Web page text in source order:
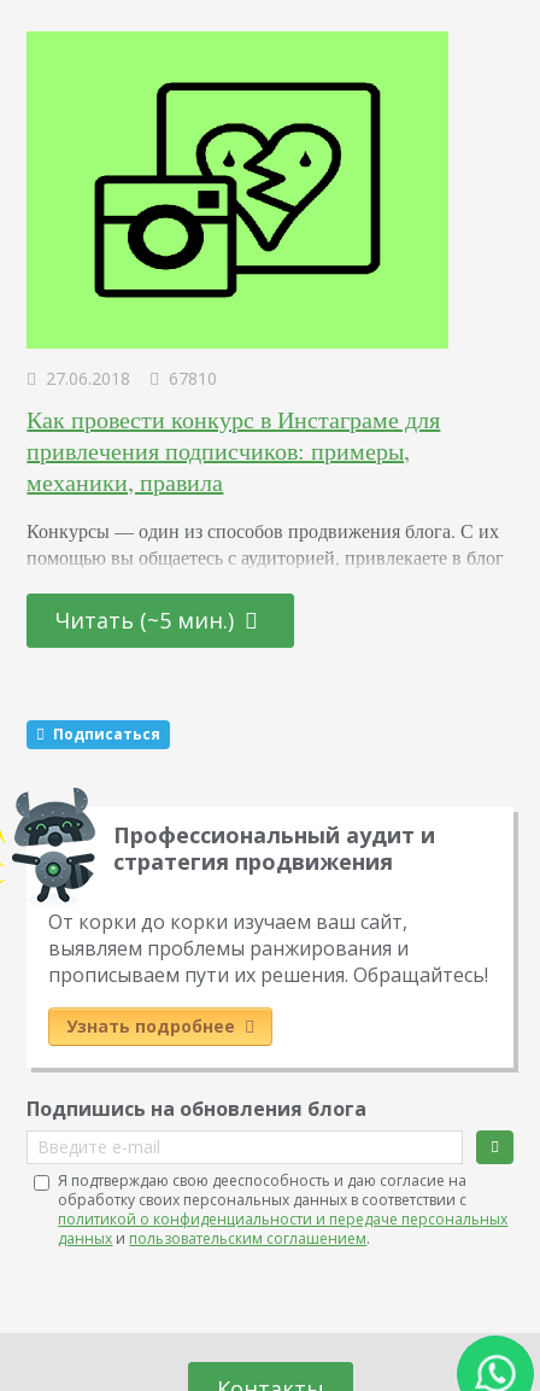
интерфейсов для сайтов и приложений. Он…
27.06.2018 67810
Как провести конкурс в Инстаграме для
привлечения подписчиков: примеры,
механики, правила
Конкурсы –– один из способов продвижения блога. С их
помощью вы общаетесь с аудиторией, привлекаете в блог
что вы обещаете участникам подарок за то, что они тем
или иным образом расскажут о вас другим пользователям.
механики, которые маркетологи советуют чередовать…
Читать (~5 мин.)
Подписаться
Профессиональный аудит и
стратегия продвижения
От корки до корки изучаем ваш сайт,
выявляем проблемы ранжирования и
прописываем пути их решения. Обращайтесь!
Узнать подробнее
Подпишись на обновления блога
Введите e-mail
Я подтверждаю свою дееспособность и даю согласие на
обработку своих персональных данных в соответствии с
политикой о конфиденциальности и передаче персональных
данных и пользовательским соглашением.